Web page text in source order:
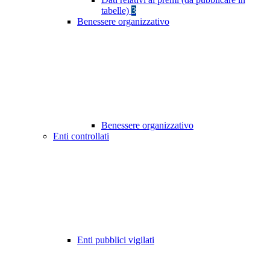
tabelle) 3
Benessere organizzativo
Benessere organizzativo
Enti controllati
Enti pubblici vigilati